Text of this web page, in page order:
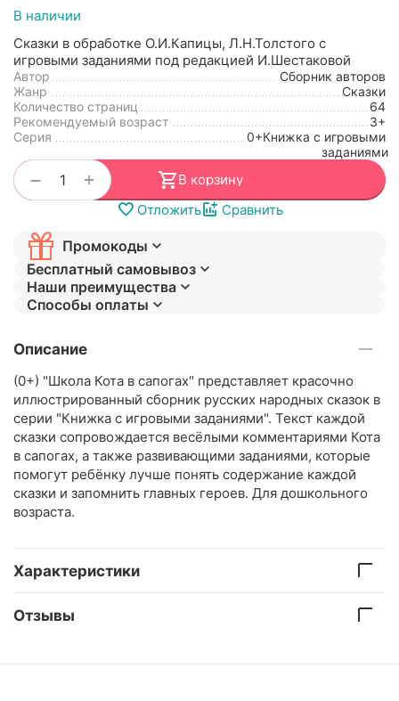
В наличии
Сказки в обработке О.И.Капицы, Л.Н.Толстого с
игровыми заданиями под редакцией И.Шестаковой
Автор
Сборник авторов
Жанр
Сказки
Количество страниц
64
Рекомендуемый возраст
3+
Серия
0+Книжка с игровыми
заданиями
+
−
В корзину
Отложить
Сравнить
Промокоды
Бесплатный самовывоз
Наши преимущества
Способы оплаты
Описание
(0+) "Школа Кота в сапогах" представляет красочно
иллюстрированный сборник русских народных сказок в
серии "Книжка с игровыми заданиями". Текст каждой
сказки сопровождается весёлыми комментариями Кота
в сапогах, а также развивающими заданиями, которые
помогут ребёнку лучше понять содержание каждой
сказки и запомнить главных героев. Для дошкольного
возраста.
Характеристики
Отзывы